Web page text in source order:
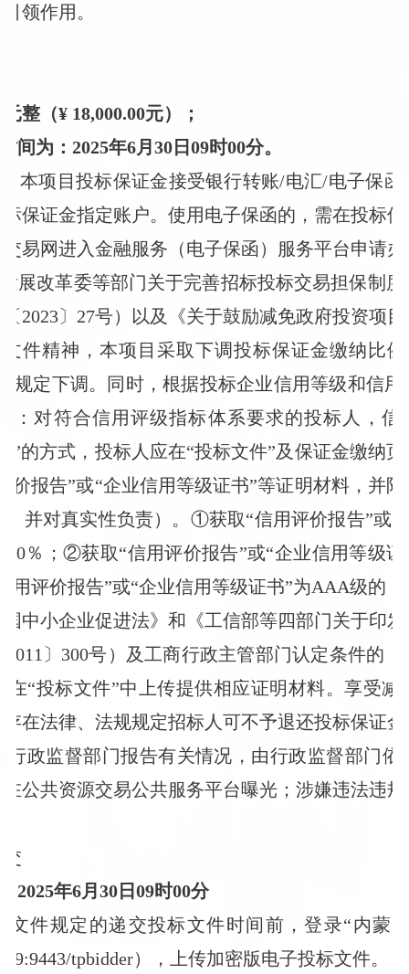
领作用。
整（¥ 18,000.00元）；
间为：2025年6月30日09时00分。
本项目投标保证金接受银行转账/电汇/电子保
保证金指定账户。使用电子保函的，需在投标
易网进入金融服务（电子保函）服务平台申请
展改革委等部门关于完善招标投标交易担保制
2023〕27号）以及《关于鼓励减免政府投资项
件精神，本项目采取下调投标保证金缴纳比
规定下调。同时，根据投标企业信用等级和信
：对符合信用评级指标体系要求的投标人，信
”的方式，投标人应在“投标文件”及保证金缴纳
价报告”或“企业信用等级证书”等证明材料，并
并对真实性负责）。①获取“信用评价报告”或“
％；②获取“信用评价报告”或“企业信用等级
评价报告”或“企业信用等级证书”为AAA级的
中小企业促进法》和《工信部等四部门关于印
〕300号）及工商行政主管部门认定条件的
“投标文件”中上传提供相应证明材料。享受
在法律、法规规定招标人可不予退还投标保证
行政监督部门报告有关情况，由行政监督部门依
公共资源交易公共服务平台曝光；涉嫌违法违
2025年6月30日09时00分
文件规定的递交投标文件时间前，登录“内蒙
tpbidder），上传加密版电子投标文件。